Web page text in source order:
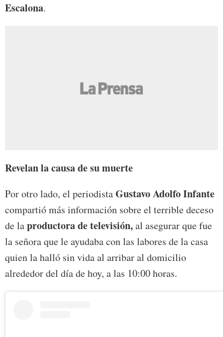
Escalona.
Revelan la causa de su muerte
Por otro lado, el periodistaGustavo Adolfo Infante
compartió más información sobre el terrible deceso
de laproductora de televisión,al asegurar que fue
la señora que le ayudaba con las labores de la casa
quien la halló sin vida al arribar al domicilio
alrededor del día de hoy, a las 10:00 horas.